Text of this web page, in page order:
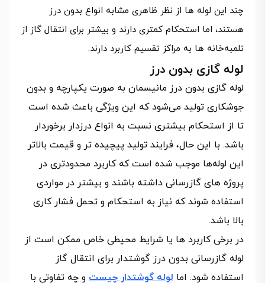
چند این لوله‌ ها از نظر ظاهری مشابه انواع بدون درز
هستند، اما استحکام کمتری دارند و بیشتر برای انتقال گاز از
تلمبه‌خانه‌ ها به مراکز تقسیم کاربرد دارند.
لوله‌ گازی بدون درز
لوله گازی بدون درز مانیسمان به صورت یکپارچه و بدون
جوشکاری تولید می‌شود که این ویژگی باعث شده است
تا از استحکام بیشتری نسبت به انواع درزدار برخوردار
باشد. با این حال، فرایند تولید پیچیده تر و قیمت بالاتر
این لوله‌ها موجب شده است که کاربرد محدودتری در
پروژه‌ های گازرسانی داشته باشند و بیشتر در مواردی
استفاده شوند که نیاز به استحکام و تحمل فشار کاری
بالا باشد.
در برخی کاربرد ها یا شرایط محیطی خاص ممکن است از
لوله گازرسانی بدون درز گوشتدار برای انتقال گاز
استفاده شود. اما لوله گوشتدار چیست و چه تفاوتی با